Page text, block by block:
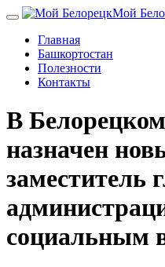
Перейти
основному
содержанию
Мой
Главная
Башкортостан
Полезности
Контакты
В
назначен
заместитель
социальным